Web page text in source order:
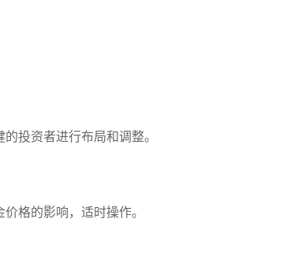
投资者进行布局和调整。
格的影响，适时操作。